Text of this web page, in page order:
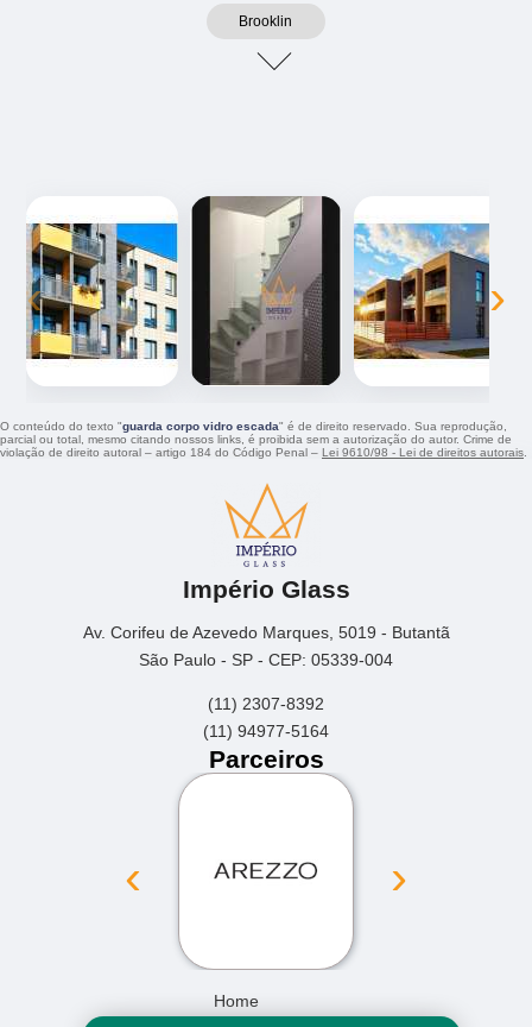
Brooklin
‹ ›
O conteúdo do texto "guarda corpo vidro escada" é de direito reservado. Sua reprodução,
parcial ou total, mesmo citando nossos links, é proibida sem a autorização do autor. Crime de
violação de direito autoral – artigo 184 do Código Penal – Lei 9610/98 - Lei de direitos autorais
Império Glass
Av. Corifeu de Azevedo Marques, 5019 - Butantã
São Paulo - SP - CEP: 05339-004
(11) 2307-8392
(11) 94977-5164
Parceiros
‹ ›
Home